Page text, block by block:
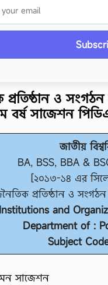
ও
বর্ষ সাজেশন
জাতীয়
BA, BSS, BBA &
[২০১৩-১৪ এর
প্রতিষ্ঠান ও
and
Department of :
Subject
সাজেশন